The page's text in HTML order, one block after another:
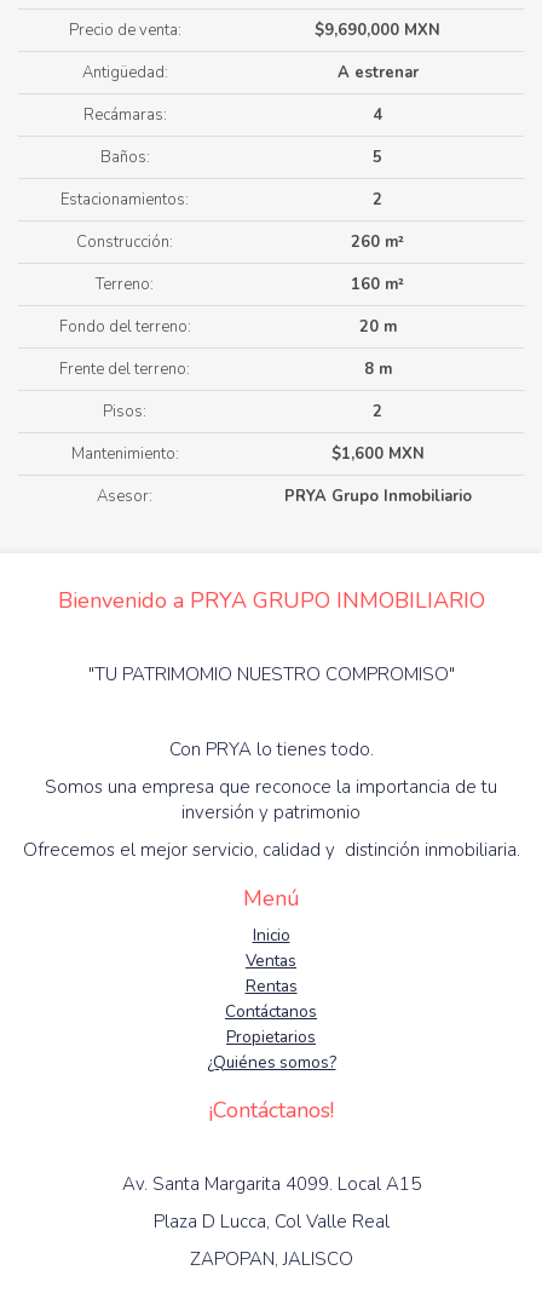
Precio de venta:
$9,690,000 MXN
Antigüedad:
A estrenar
Recámaras:
4
Baños:
5
Estacionamientos:
2
Construcción:
260 m²
Terreno:
160 m²
Fondo del terreno:
20 m
Frente del terreno:
8 m
Pisos:
2
Mantenimiento:
$1,600 MXN
Asesor:
PRYA Grupo Inmobiliario
Bienvenido a PRYA GRUPO INMOBILIARIO
"TU PATRIMOMIO NUESTRO COMPROMISO"
Con PRYA lo tienes todo.
Somos una empresa que reconoce la importancia de tu
inversión y patrimonio
Ofrecemos el mejor servicio, calidad y distinción inmobiliaria.
Menú
Inicio
Ventas
Rentas
Contáctanos
Propietarios
¿Quiénes somos?
¡Contáctanos!
Av. Santa Margarita 4099. Local A15
Plaza D Lucca, Col Valle Real
ZAPOPAN, JALISCO